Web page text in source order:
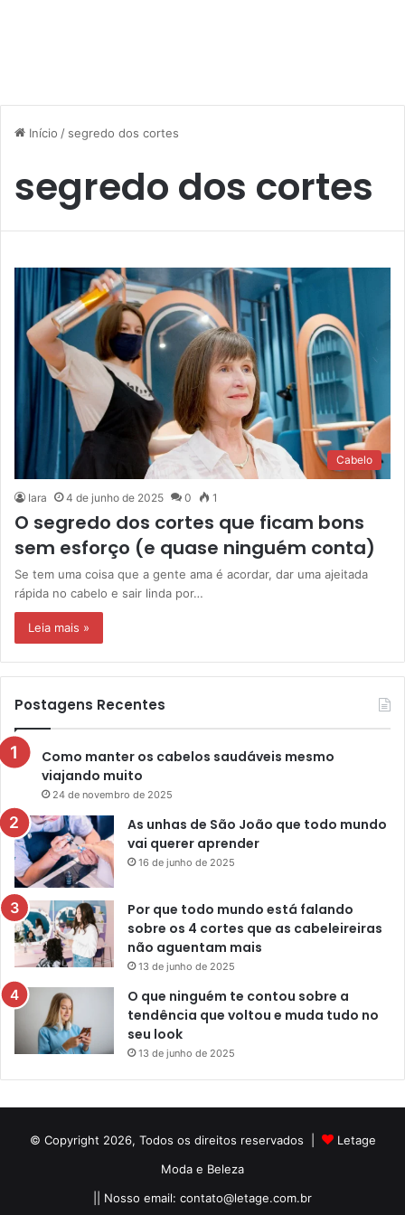
Início / segredo dos cortes
segredo dos cortes
Cabelo
Iara 4 de junho de 2025 0 1
O segredo dos cortes que ficam bons
sem esforço (e quase ninguém conta)
Se tem uma coisa que a gente ama é acordar, dar uma ajeitada
rápida no cabelo e sair linda por…
Leia mais »
Postagens Recentes
Como manter os cabelos saudáveis mesmo
viajando muito
24 de novembro de 2025
As unhas de São João que todo mundo
vai querer aprender
16 de junho de 2025
Por que todo mundo está falando
sobre os 4 cortes que as cabeleireiras
não aguentam mais
13 de junho de 2025
O que ninguém te contou sobre a
tendência que voltou e muda tudo no
seu look
13 de junho de 2025
© Copyright 2026, Todos os direitos reservados |
Letage
Moda e Beleza
|| Nosso email: contato@letage.com.br